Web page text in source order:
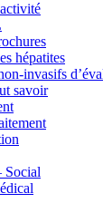
hépatites
invasifs
savoir
Social